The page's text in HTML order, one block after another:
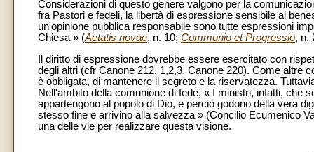
Considerazioni di questo genere valgono per la
fra Pastori e fedeli, la libertà di espressione sensibile al
un'opinione pubblica responsabile sono tutte espressioni
Chiesa » (Aetatis novae, n. 10; Communio et Progressio, n.
Il diritto di espressione dovrebbe essere esercitato con
degli altri (cfr Canone 212. 1,2,3, Canone 220). Come altre
è obbligata, di mantenere il segreto e la riservatezza.
Nell'ambito della comunione di fede, « I ministri, infatti, che
appartengono al popolo di Dio, e perciò godono della vera
stesso fine e arrivino alla salvezza » (Concilio Ecumenico
una delle vie per realizzare questa visione.